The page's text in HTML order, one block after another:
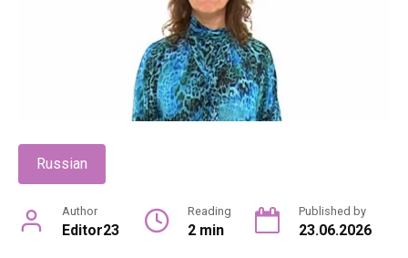
Russian
Author
Editor23
Reading
2 min
Published by
23.06.2026